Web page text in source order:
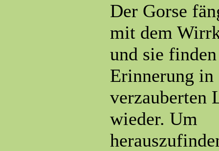
Der Gorse
mit dem
und sie
Erinnerung in
verzauberten
wieder. Um